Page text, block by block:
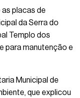
placas de
da Serra do
Templo dos
para manutenção e
Municipal de
que explicou